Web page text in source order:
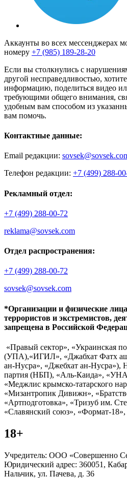
Аккаунты во всех мессенджерах
номеру +7 (985) 189-28-20
Если вы столкнулись с
другой несправедливостью,
информацию, поделиться видео
требующими общего внимания,
удобным вам способом из
вам помочь.
Контактные данные:
Email редакции:
Телефон редакции: +7 (499) 288-
Рекламный отдел:
+7 (499) 288-00-72
reklama@sovsek.com
Отдел распространения:
+7 (499) 288-00-72
sovsek@sovsek.com
*Организации и физические
террористов и экстремистов,
запрещена в Российской
«Правый сектор», «Украинская
(УПА),«ИГИЛ», «Джабхат Фатх
ан-Нусра», «Джебхат ан-Нусра»),
партия (НБП), «Аль-Каида»,
«Меджлис крымско-татарского
«Мизантропик Дивижн»,
«Артподготовка», «Тризуб им.
«Славянский союз», «Формат-
18+
Учредитель: ООО «Совершенно
Юридический адрес: 360051,
Нальчик, ул. Пачева, д. 36